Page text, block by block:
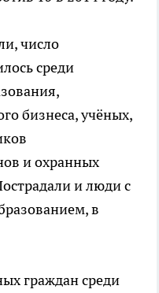
число
среди
бизнеса, учёных,
и охранных
и люди с
в
граждан среди